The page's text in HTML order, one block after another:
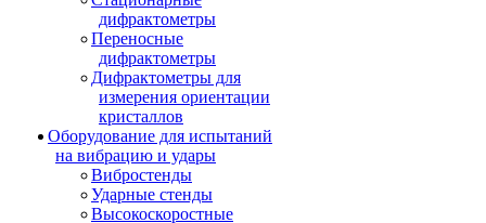
дифрактометры
Переносные
дифрактометры
Дифрактометры для
измерения ориентации
кристаллов
Оборудование для испытаний
на вибрацию и удары
Вибростенды
Ударные стенды
Высокоскоростные